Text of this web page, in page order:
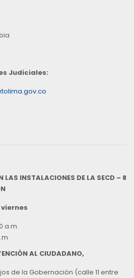
Judiciales:
LAS INSTALACIONES DE LA SECD – 8
a.m.
AL CIUDADANO,
de la Gobernación (calle 11 entre